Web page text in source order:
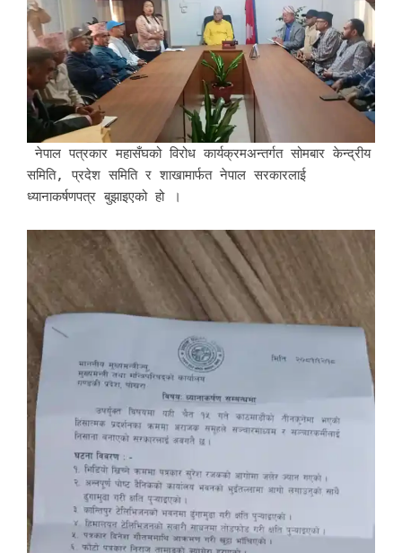
नेपाल पत्रकार महासँघको विरोध कार्यक्रमअन्तर्गत सोमबार केन्द्रीय
समिति, प्रदेश समिति र शाखामार्फत नेपाल सरकारलाई
ध्यानाकर्षणपत्र बुझाइएको हो ।